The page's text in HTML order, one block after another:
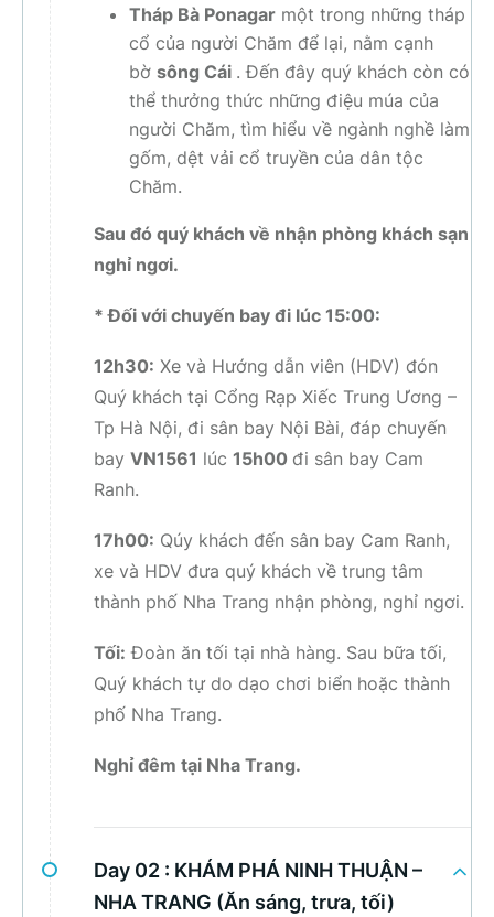
Tháp Bà Ponagar một trong những tháp
cổ của người Chăm để lại, nằm cạnh
bờ sông Cái . Đến đây quý khách còn có
thể thưởng thức những điệu múa của
người Chăm, tìm hiểu về ngành nghề làm
gốm, dệt vải cổ truyền của dân tộc
Chăm.
Sau đó quý khách về nhận phòng khách sạn
nghỉ ngơi.
* Đối với chuyến bay đi lúc 15:00:
12h30: Xe và Hướng dẫn viên (HDV) đón
Quý khách tại Cổng Rạp Xiếc Trung Ương –
Tp Hà Nội, đi sân bay Nội Bài, đáp chuyến
bay VN1561 lúc 15h00 đi sân bay Cam
Ranh.
17h00: Qúy khách đến sân bay Cam Ranh,
xe và HDV đưa quý khách về trung tâm
thành phố Nha Trang nhận phòng, nghỉ ngơi.
Tối: Đoàn ăn tối tại nhà hàng. Sau bữa tối,
Quý khách tự do dạo chơi biển hoặc thành
phố Nha Trang.
Nghỉ đêm tại Nha Trang.
Day 02 : KHÁM PHÁ NINH THUẬN –
NHA TRANG (Ăn sáng, trưa, tối)